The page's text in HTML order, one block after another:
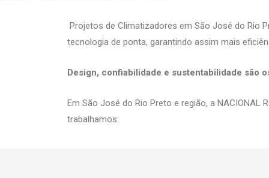
Projetos de Climatizadores em São José do Rio
tecnologia de ponta, garantindo assim mais
Design, confiabilidade e sustentabilidade são
Em São José do Rio Preto e região, a NACIONAL
trabalhamos: